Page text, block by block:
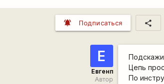
notifications_active Подписаться share
Е
Евгенп
Автор
Цепь
По